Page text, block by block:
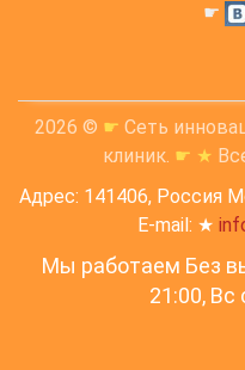
☛
2026 © ☛ Сеть
клиник. ☛ ★
Адрес: 141406, Россия
E-mail: ★
Мы работаем Без
21:00, Вс